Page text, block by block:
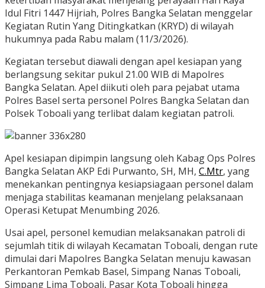
Idul Fitri 1447 Hijriah, Polres Bangka Selatan menggelar
Kegiatan Rutin Yang Ditingkatkan (KRYD) di wilayah
hukumnya pada Rabu malam (11/3/2026).
Kegiatan tersebut diawali dengan apel kesiapan yang
berlangsung sekitar pukul 21.00 WIB di Mapolres
Bangka Selatan. Apel diikuti oleh para pejabat utama
Polres Basel serta personel Polres Bangka Selatan dan
Polsek Toboali yang terlibat dalam kegiatan patroli.
Apel kesiapan dipimpin langsung oleh Kabag Ops Polres
Bangka Selatan AKP Edi Purwanto, SH, MH, C.Mtr, yang
menekankan pentingnya kesiapsiagaan personel dalam
menjaga stabilitas keamanan menjelang pelaksanaan
Operasi Ketupat Menumbing 2026.
Usai apel, personel kemudian melaksanakan patroli di
sejumlah titik di wilayah Kecamatan Toboali, dengan rute
dimulai dari Mapolres Bangka Selatan menuju kawasan
Perkantoran Pemkab Basel, Simpang Nanas Toboali,
Simpang Lima Toboali, Pasar Kota Toboali hingga